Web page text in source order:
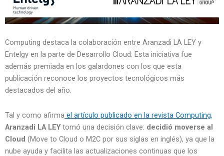
Computing destaca la colaboración entre Aranzadi LA LEY y
Entelgy en la parte de Desarrollo Cloud. Esta iniciativa fue
además premiada en los galardones con los que esta
publicación reconoce los proyectos tecnológicos más
destacados del año.
Tal y como afirma el artículo publicado en la revista Computing,
Aranzadi LA LEYtomó una decisión clave: decidió moverse al
Cloud (Move to Cloud o M2C por sus siglas en inglés), ya que la
nube ayuda y facilita las actualizaciones continuas que los